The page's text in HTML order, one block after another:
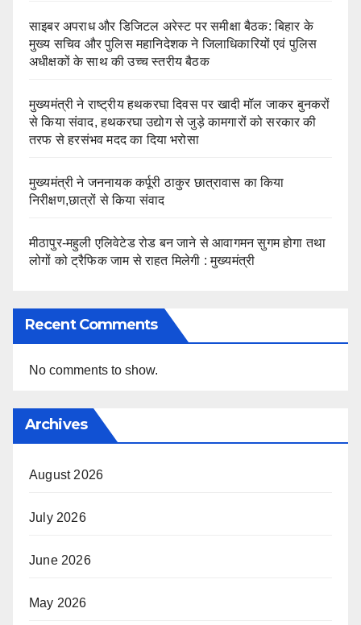
साइबर अपराध और डिजिटल अरेस्ट पर समीक्षा बैठक: बिहार के
मुख्य सचिव और पुलिस महानिदेशक ने जिलाधिकारियों एवं पुलिस
अधीक्षकों के साथ की उच्च स्तरीय बैठक
मुख्यमंत्री ने राष्ट्रीय हथकरघा दिवस पर खादी मॉल जाकर बुनकरों
से किया संवाद, हथकरघा उद्योग से जुड़े कामगारों को सरकार की
तरफ से हरसंभव मदद का दिया भरोसा
मुख्यमंत्री ने जननायक कर्पूरी ठाकुर छात्रावास का किया
निरीक्षण,छात्रों से किया संवाद
मीठापुर-महुली एलिवेटेड रोड बन जाने से आवागमन सुगम होगा तथा
लोगों को ट्रैफिक जाम से राहत मिलेगी : मुख्यमंत्री
Recent Comments
No comments to show.
Archives
August 2026
July 2026
June 2026
May 2026